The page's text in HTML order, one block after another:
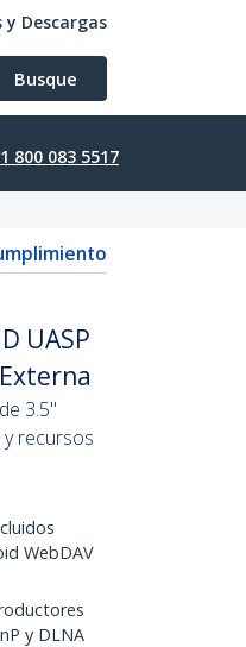
Descargas
Busque
800 083 5517
UASP
3.5"
y recursos
WebDAV
y DLNA